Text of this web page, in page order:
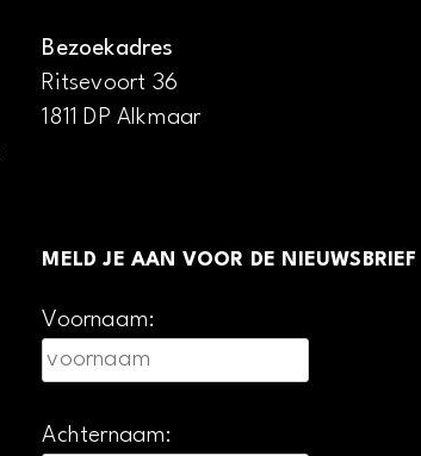
Bezoekadres
Ritsevoort 36
1811 DP Alkmaar
MELD JE AAN VOOR DE NIEUWSBRIEF
Voornaam:
Achternaam: